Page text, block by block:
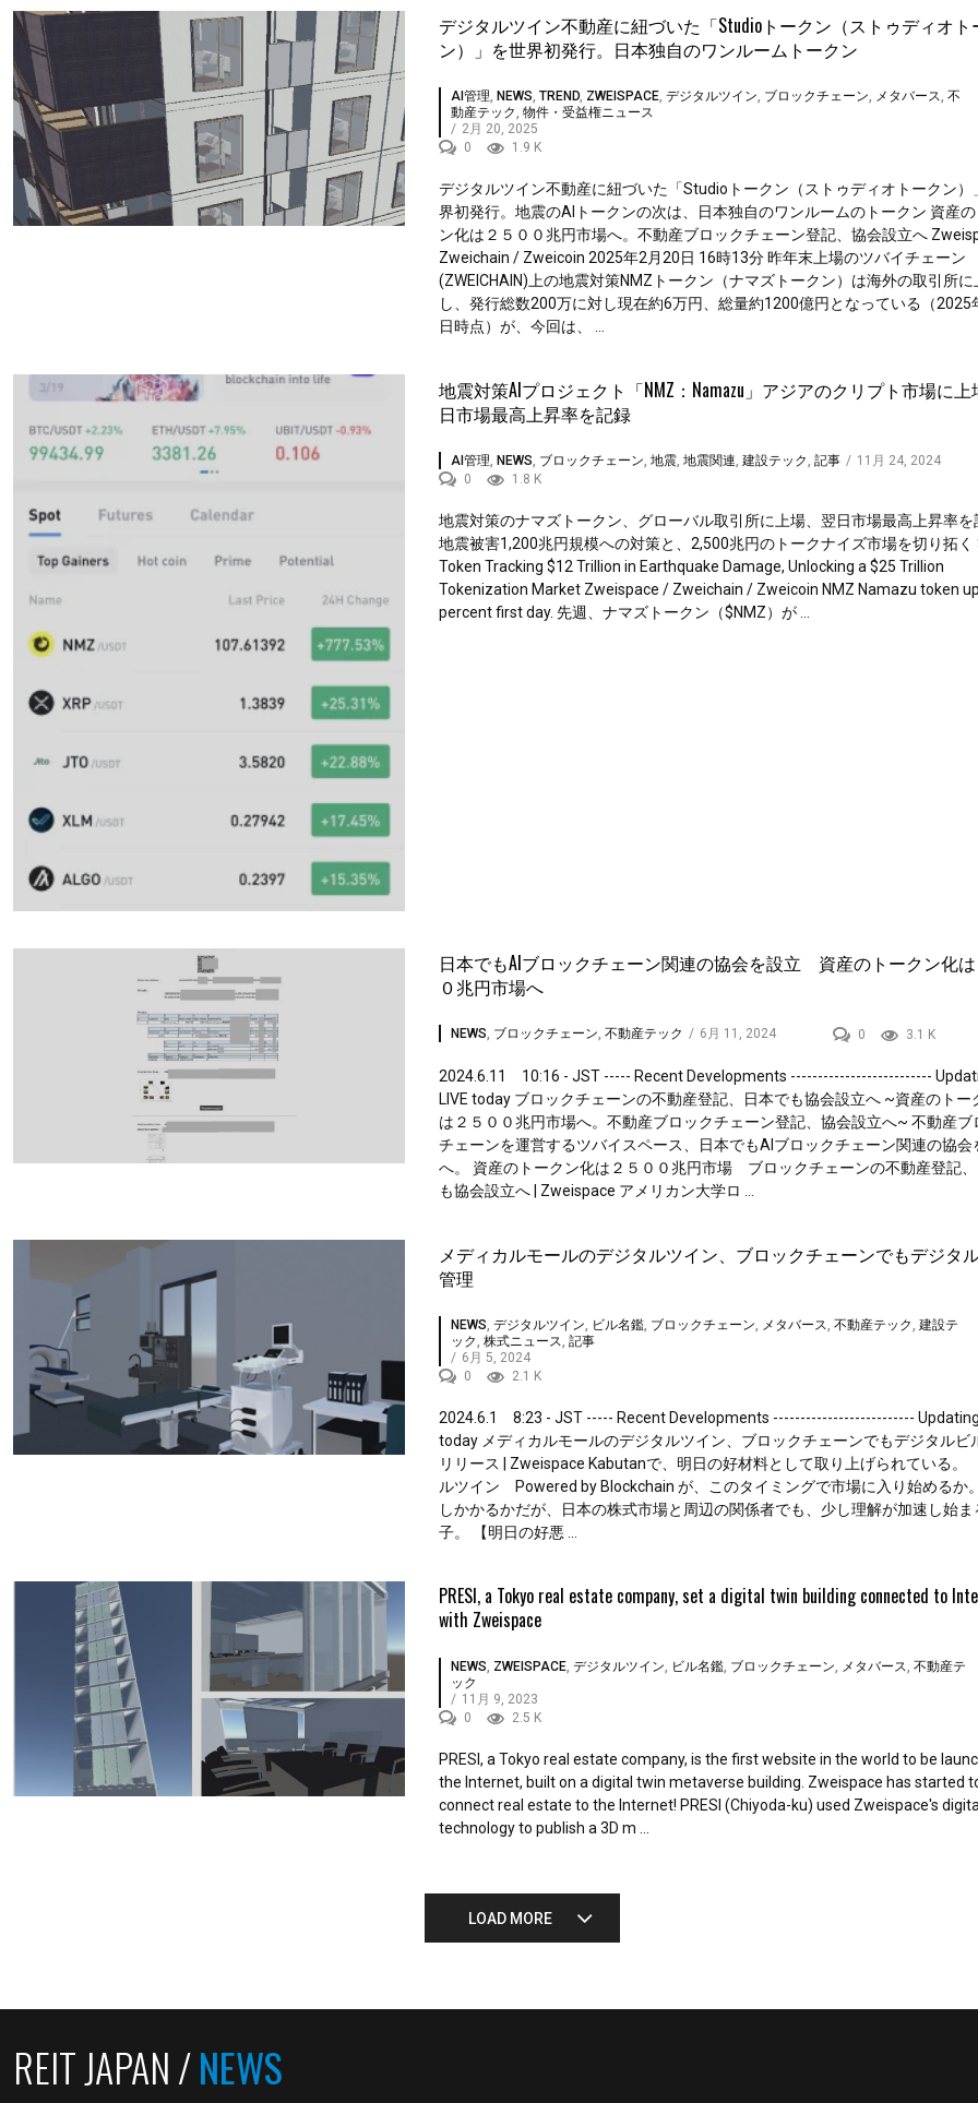
デジタルツイン不動産に紐づいた「Studioトークン（ストゥディオト
ン）」を世界初発行。日本独自のワンルームトークン
AI管理, NEWS, TREND, ZWEISPACE, デジタルツイン, ブロックチェーン, メタバース, 不
動産テック, 物件・受益権ニュース
/ 2月 20, 2025
0
1.9 K
デジタルツイン不動産に紐づいた「Studioトークン（ストゥディオトークン）
界初発行。地震のAIトークンの次は、日本独自のワンルームのトークン 資産の
ン化は２５００兆円市場へ。不動産ブロックチェーン登記、協会設立へ
Zweichain / Zweicoin 2025年2月20日 16時13分 昨年末上場のツバイチェーン
(ZWEICHAIN)上の地震対策NMZトークン（ナマズトークン）は海外の取引所に
し、発行総数200万に対し現在約6万円、総量約1200億円となっている（2025
日時点）が、今回は、 ...
地震対策AIプロジェクト「NMZ：Namazu」アジアのクリプト市場に上
日市場最高上昇率を記録
AI管理, NEWS, ブロックチェーン, 地震, 地震関連, 建設テック, 記事 / 11月 24, 2024
0
1.8 K
地震対策のナマズトークン、グローバル取引所に上場、翌日市場最高上昇率を
地震被害1,200兆円規模への対策と、2,500兆円のトークナイズ市場を切り拓く
Token Tracking $12 Trillion in Earthquake Damage, Unlocking a $25 Trillion
Tokenization Market Zweispace / Zweichain / Zweicoin NMZ Namazu token
percent first day. 先週、ナマズトークン（$NMZ）が ...
日本でもAIブロックチェーン関連の協会を設立 資産のトークン化は
０兆円市場へ
NEWS, ブロックチェーン, 不動産テック / 6月 11, 2024 0 3.1 K
2024.6.11 10:16 - JST ----- Recent Developments --------------------------
LIVE today ブロックチェーンの不動産登記、日本でも協会設立へ ~資産のトー
は２５００兆円市場へ。不動産ブロックチェーン登記、協会設立へ~ 不動産ブ
チェーンを運営するツバイスペース、日本でもAIブロックチェーン関連の協会
へ。 資産のトークン化は２５００兆円市場 ブロックチェーンの不動産登記
も協会設立へ | Zweispace アメリカン大学ロ ...
メディカルモールのデジタルツイン、ブロックチェーンでもデジタ
管理
NEWS, デジタルツイン, ビル名鑑, ブロックチェーン, メタバース, 不動産テック, 建設テ
ック, 株式ニュース, 記事
/ 6月 5, 2024
0
2.1 K
2024.6.1 8:23 - JST ----- Recent Developments -------------------------- Updating
today メディカルモールのデジタルツイン、ブロックチェーンでもデジタルビ
リリース | Zweispace Kabutanで、明日の好材料として取り上げられている
ルツイン Powered by Blockchain が、このタイミングで市場に入り始めるか
しかかるかだが、日本の株式市場と周辺の関係者でも、少し理解が加速し始ま
子。 【明日の好悪 ...
PRESI, a Tokyo real estate company, set a digital twin building connected to
with Zweispace
NEWS, ZWEISPACE, デジタルツイン, ビル名鑑, ブロックチェーン, メタバース, 不動産テ
ック
/ 11月 9, 2023
0
2.5 K
PRESI, a Tokyo real estate company, is the first website in the world to be
the Internet, built on a digital twin metaverse building. Zweispace has started
connect real estate to the Internet! PRESI (Chiyoda-ku) used Zweispace's
technology to publish a 3D m ...
LOAD MORE
REIT JAPAN /NEWS